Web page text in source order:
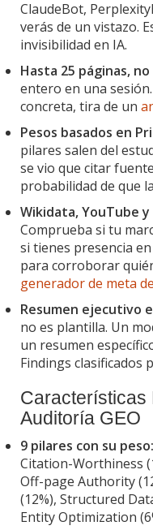
ClaudeBot,
verás de un vistazo.
invisibilidad en IA.
Hasta 25 páginas,
entero en una
concreta, tira de un
Pesos basados en
pilares salen del
se vio que citar
probabilidad de que
Wikidata, YouTube
Comprueba si tu
si tienes presencia
para corroborar
generador de meta
Resumen ejecutivo
no es plantilla. Un
un resumen
Findings clasificados
Características
Auditoría GEO
9 pilares con su peso:
Citation-Worthiness
Off-page Authority
(12%), Structured
Entity Optimization